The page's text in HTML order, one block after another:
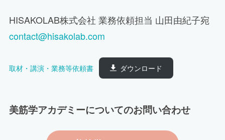
HISAKOLAB株式会社 業務依頼担当 山田由紀子宛
contact@hisakolab.com
取材・講演・業務等依頼書 ダウンロード
美筋学アカデミーについてのお問い合わせ